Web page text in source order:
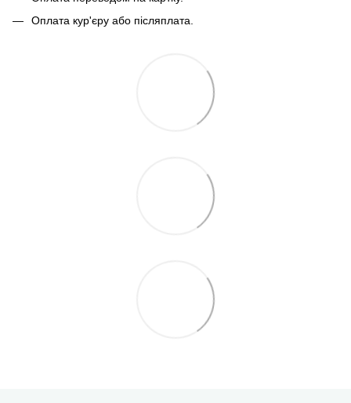
Оплата кур'єру або післяплата.